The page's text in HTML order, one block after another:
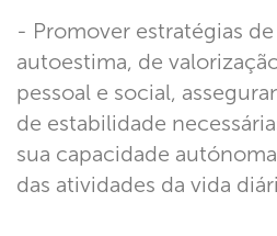
- Promover estratégias
autoestima, de
pessoal e social,
de estabilidade
sua capacidade
das atividades da vida